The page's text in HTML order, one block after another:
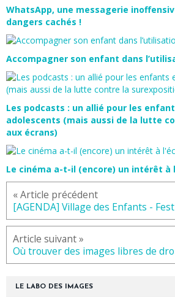
WhatsApp, une messagerie
dangers cachés !
Accompagner son enfant dans
Les podcasts : un allié pour les
adolescents (mais aussi de la lutte
aux écrans)
Le cinéma a-t-il (encore) un intérêt à
« Article précédent
Article suivant »
Où trouver des images libres de
LE LABO DES IMAGES